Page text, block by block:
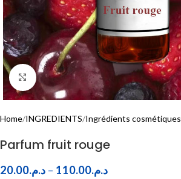
Click to enlarge
Home INGREDIENTS Ingrédients cosmétiques
Parfum fruit rouge
د.م.20.00 – د.م.110.00